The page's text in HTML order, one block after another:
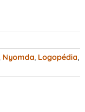
Nyomda Logopédia